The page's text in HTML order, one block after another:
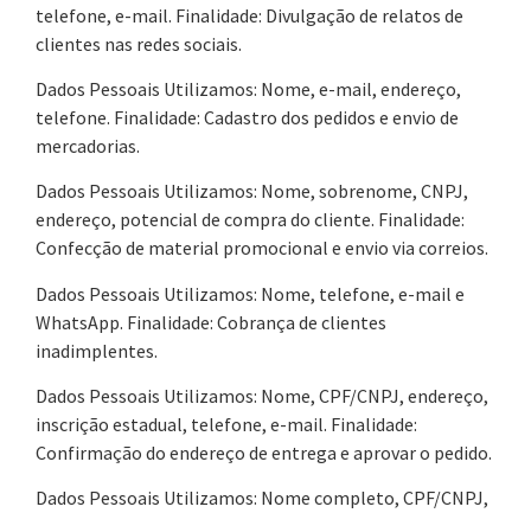
telefone, e-mail. Finalidade: Divulgação de relatos de
clientes nas redes sociais.
Dados Pessoais Utilizamos: Nome, e-mail, endereço,
telefone. Finalidade: Cadastro dos pedidos e envio de
mercadorias.
Dados Pessoais Utilizamos: Nome, sobrenome, CNPJ,
endereço, potencial de compra do cliente. Finalidade:
Confecção de material promocional e envio via correios.
Dados Pessoais Utilizamos: Nome, telefone, e-mail e
WhatsApp. Finalidade: Cobrança de clientes
inadimplentes.
Dados Pessoais Utilizamos: Nome, CPF/CNPJ, endereço,
inscrição estadual, telefone, e-mail. Finalidade:
Confirmação do endereço de entrega e aprovar o pedido.
Dados Pessoais Utilizamos: Nome completo, CPF/CNPJ,